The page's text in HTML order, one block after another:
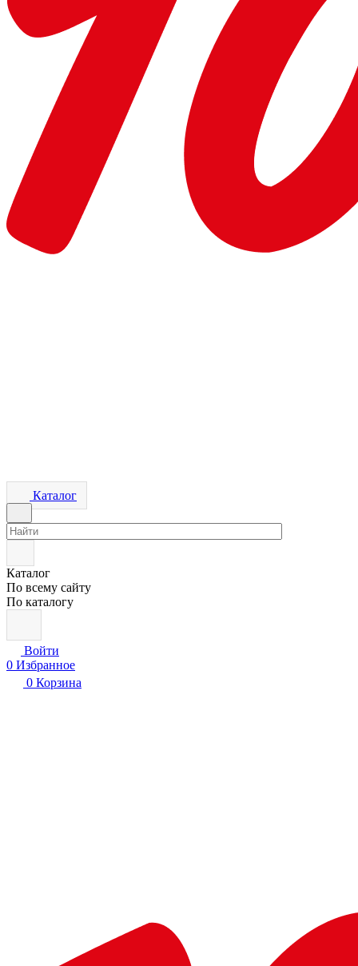
Каталог
Каталог
По всему сайту
По каталогу
Войти
0 Избранное
0 Корзина